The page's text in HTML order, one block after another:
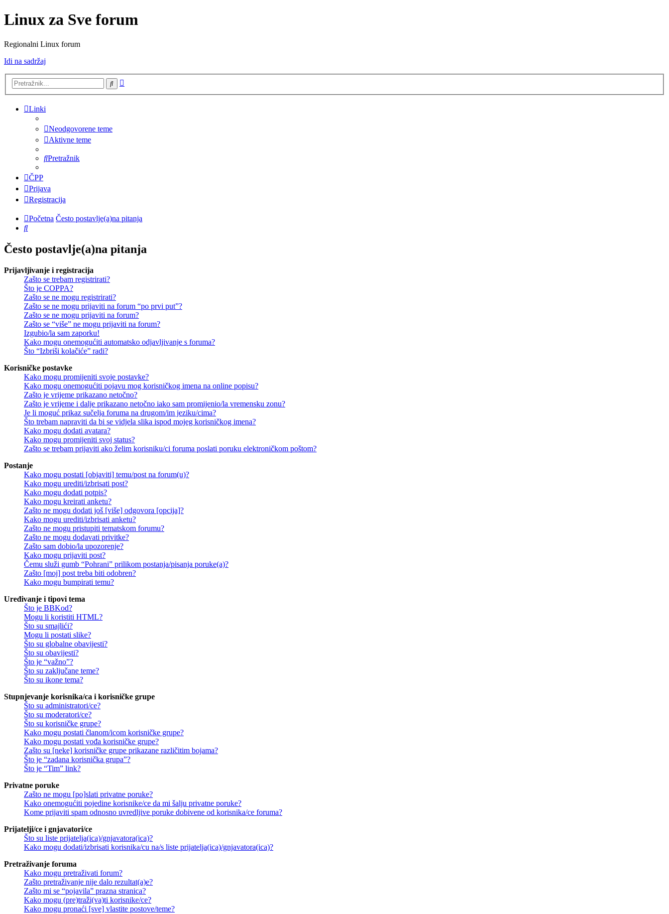
Linux za Sve forum
Regionalni Linux forum
Idi na sadržaj
Pretražnik
Linki
Neodgovorene teme
Aktivne teme
Pretražnik
ČPP
Prijava
Registracija
Početna Često postavlje(a)na pitanja
Pretražnik
Često postavlje(a)na pitanja
Prijavljivanje i registracija
Zašto se trebam registrirati?
Što je COPPA?
Zašto se ne mogu registrirati?
Zašto se ne mogu prijaviti na forum “po prvi put”?
Zašto se ne mogu prijaviti na forum?
Zašto se “više” ne mogu prijaviti na forum?
Izgubio/la sam zaporku!
Kako mogu onemogućiti automatsko odjavljivanje s foruma?
Što “Izbriši kolačiće” radi?
Korisničke postavke
Kako mogu promijeniti svoje postavke?
Kako mogu onemogućiti pojavu mog korisničkog imena na online popisu?
Zašto je vrijeme prikazano netočno?
Zašto je vrijeme i dalje prikazano netočno iako sam promijenio/la vremensku zonu?
Je li moguć prikaz sučelja foruma na drugom/im jeziku/cima?
Što trebam napraviti da bi se vidjela slika ispod mojeg korisničkog imena?
Kako mogu dodati avatara?
Kako mogu promijeniti svoj status?
Zašto se trebam prijaviti ako želim korisniku/ci foruma poslati poruku elektroničkom poštom?
Postanje
Kako mogu postati [objaviti] temu/post na forum(u)?
Kako mogu urediti/izbrisati post?
Kako mogu dodati potpis?
Kako mogu kreirati anketu?
Zašto ne mogu dodati još [više] odgovora [opcija]?
Kako mogu urediti/izbrisati anketu?
Zašto ne mogu pristupiti tematskom forumu?
Zašto ne mogu dodavati privitke?
Zašto sam dobio/la upozorenje?
Kako mogu prijaviti post?
Čemu služi gumb “Pohrani” prilikom postanja/pisanja poruke(a)?
Zašto [moj] post treba biti odobren?
Kako mogu bumpirati temu?
Uređivanje i tipovi tema
Što je BBKod?
Mogu li koristiti HTML?
Što su smajlići?
Mogu li postati slike?
Što su globalne obavijesti?
Što su obavijesti?
Što je “važno”?
Što su zaključane teme?
Što su ikone tema?
Stupnjevanje korisnika/ca i korisničke grupe
Što su administratori/ce?
Što su moderatori/ce?
Što su korisničke grupe?
Kako mogu postati članom/icom korisničke grupe?
Kako mogu postati vođa korisničke grupe?
Zašto su [neke] korisničke grupe prikazane različitim bojama?
Što je “zadana korisnička grupa”?
Što je “Tim” link?
Privatne poruke
Zašto ne mogu [po]slati privatne poruke?
Kako onemogućiti pojedine korisnike/ce da mi šalju privatne poruke?
Kome prijaviti spam odnosno uvredljive poruke dobivene od korisnika/ce foruma?
Prijatelji/ce i gnjavatori/ce
Što su liste prijatelja(ica)/gnjavatora(ica)?
Kako mogu dodati/izbrisati korisnika/cu na/s liste prijatelja(ica)/gnjavatora(ica)?
Pretraživanje foruma
Kako mogu pretraživati forum?
Zašto pretraživanje nije dalo rezultat(a)e?
Zašto mi se “pojavila” prazna stranica?
Kako mogu (pre)traži(va)ti korisnike/ce?
Kako mogu pronaći [sve] vlastite postove/teme?